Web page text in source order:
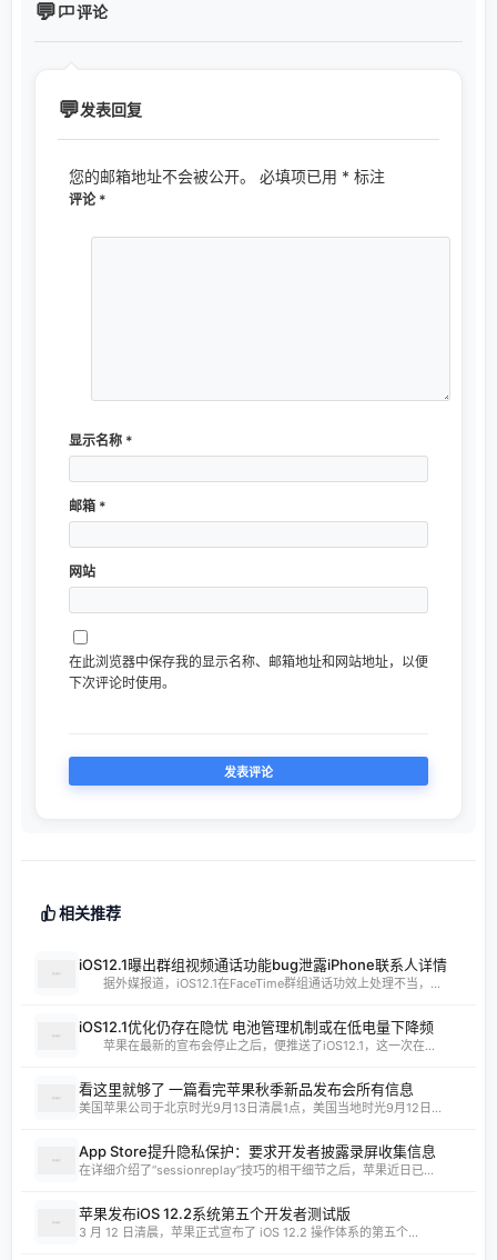
评论
发表回复
您的邮箱地址不会被公开。 必填项已用 * 标注
评论 *
显示名称 *
邮箱 *
网站
在此浏览器中保存我的显示名称、邮箱地址和网站地址，以便
下次评论时使用。
相关推荐
iOS12.1曝出群组视频通话功能bug泄露iPhone联系人详情
据外媒报道，iOS12.1在FaceTime群组通话功效上处理不当，...
iOS12.1优化仍存在隐忧 电池管理机制或在低电量下降频
苹果在最新的宣布会停止之后，便推送了iOS12.1，这一次在...
看这里就够了 一篇看完苹果秋季新品发布会所有信息
美国苹果公司于北京时光9月13日清晨1点，美国当地时光9月12日...
App Store提升隐私保护：要求开发者披露录屏收集信息
在详细介绍了“sessionreplay”技巧的相干细节之后，苹果近日已...
苹果发布iOS 12.2系统第五个开发者测试版
3 月 12 日清晨，苹果正式宣布了 iOS 12.2 操作体系的第五个...